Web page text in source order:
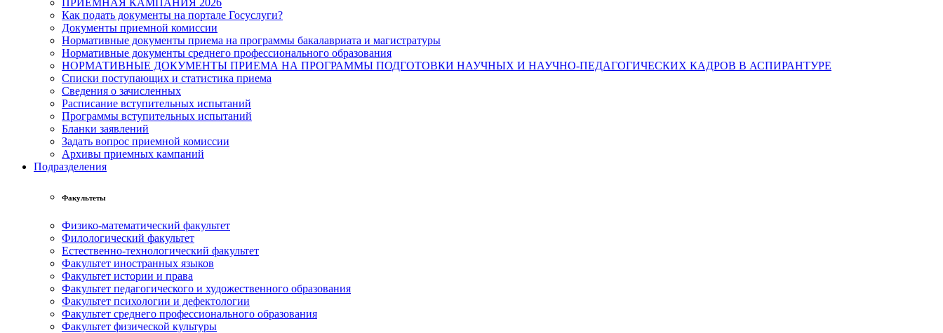
ПРИЕМНАЯ КАМПАНИЯ 2026
Как подать документы на портале Госуслуги?
Документы приемной комиссии
Нормативные документы приема на программы бакалавриата и магистратуры
Нормативные документы среднего профессионального образования
НОРМАТИВНЫЕ ДОКУМЕНТЫ ПРИЕМА НА ПРОГРАММЫ ПОДГОТОВКИ НАУЧНЫХ И НАУЧНО-ПЕДАГОГИЧЕСКИХ КАДРОВ В АСПИРАНТУРЕ
Списки поступающих и статистика приема
Сведения о зачисленных
Расписание вступительных испытаний
Программы вступительных испытаний
Бланки заявлений
Задать вопрос приемной комиссии
Архивы приемных кампаний
Подразделения
Факультеты
Физико-математический факультет
Филологический факультет
Естественно-технологический факультет
Факультет иностранных языков
Факультет истории и права
Факультет педагогического и художественного образования
Факультет психологии и дефектологии
Факультет среднего профессионального образования
Факультет физической культуры